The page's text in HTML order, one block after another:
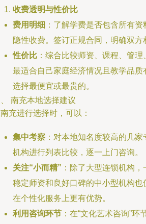
收费透明与性价比
费用明细 ：了解学费是否包含所有
隐性收费。签订正规合同，明确双方
性价比 ：综合比较师资、课程、管
最适合自己家庭经济情况且教学品
选择最便宜或最贵的。
南充本地选择建议
充进行选择时，可以：
集中考察 ：对本地知名度较高的几
机构进行列表比较，逐一上门咨询。
关注“小而精” ：除了大型连锁机构
稳定师资和良好口碑的中小型机构
在个性化服务上更有优势。
利用咨询环节 ：在“文化艺术咨询”